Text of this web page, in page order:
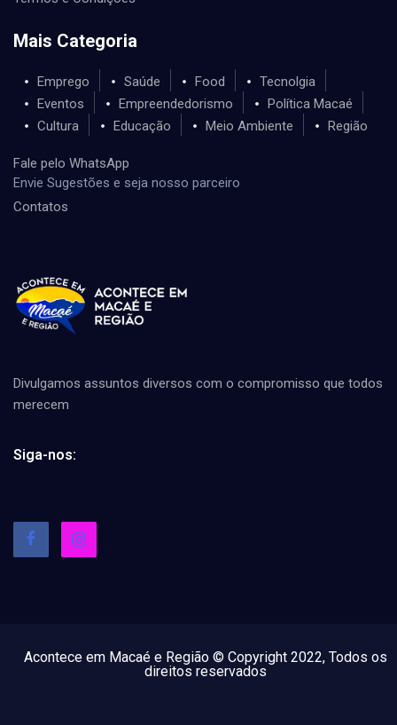
Mais Categoria
Emprego Saúde Food
Tecnolgia
Eventos
Empreendedorismo
Política Macaé
Cultura
Educação Meio Ambiente Região
Fale pelo WhatsApp
Envie Sugestões e seja nosso parceiro
Contatos
Divulgamos assuntos diversos com o compromisso que todos
merecem
Siga-nos:
Acontece em Macaé e Região © Copyright 2022, Todos os
direitos reservados